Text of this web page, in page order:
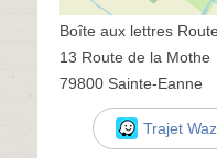
Boîte aux lettres
13 Route de la Mothe
79800 Sainte-Eanne
Trajet